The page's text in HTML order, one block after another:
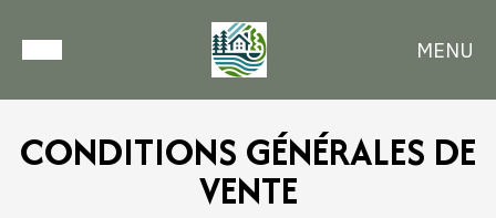
MENU
CONDITIONS GÉNÉRALES DE
VENTE